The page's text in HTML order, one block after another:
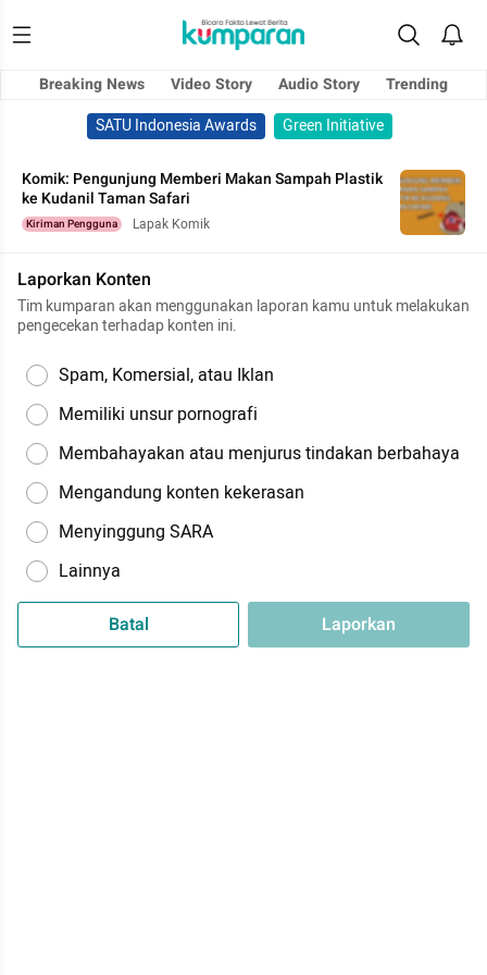
Breaking News Video Story Audio Story
Trending
SATU Indonesia Awards
Green Initiative
Komik: Pengunjung Memberi Makan Sampah Plastik
ke Kudanil Taman Safari
Kiriman Pengguna Lapak Komik
Laporkan Konten
Tim kumparan akan menggunakan laporan kamu untuk melakukan
pengecekan terhadap konten ini.
Spam, Komersial, atau Iklan
Memiliki unsur pornografi
Membahayakan atau menjurus tindakan berbahaya
Mengandung konten kekerasan
Menyinggung SARA
Lainnya
Batal Laporkan